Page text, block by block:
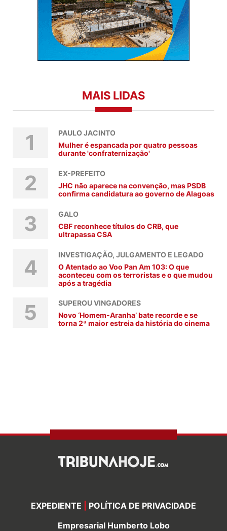
MAIS LIDAS
1
PAULO JACINTO
Mulher é espancada por quatro pessoas
durante 'confraternização'
2
EX-PREFEITO
JHC não aparece na convenção, mas PSDB
confirma candidatura ao governo de Alagoas
3
GALO
CBF reconhece títulos do CRB, que
ultrapassa CSA
4
INVESTIGAÇÃO, JULGAMENTO E LEGADO
O Atentado ao Voo Pan Am 103: O que
aconteceu com os terroristas e o que mudou
após a tragédia
5
SUPEROU VINGADORES
Novo ‘Homem-Aranha’ bate recorde e se
torna 2ª maior estreia da história do cinema
EXPEDIENTE
POLÍTICA DE PRIVACIDADE
Empresarial Humberto Lobo